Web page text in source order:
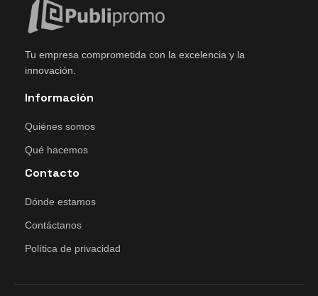
Tu empresa comprometida con la excelencia y la
innovación.
Información
Quiénes somos
Qué hacemos
Contacto
Dónde estamos
Contáctanos
Política de privacidad